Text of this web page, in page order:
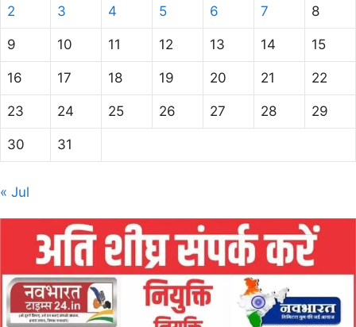
2 3 4 5 6 7 8
9 10 11 12 13 14 15
16 17 18 19 20 21 22
23 24 25 26 27 28 29
30 31
« Jul